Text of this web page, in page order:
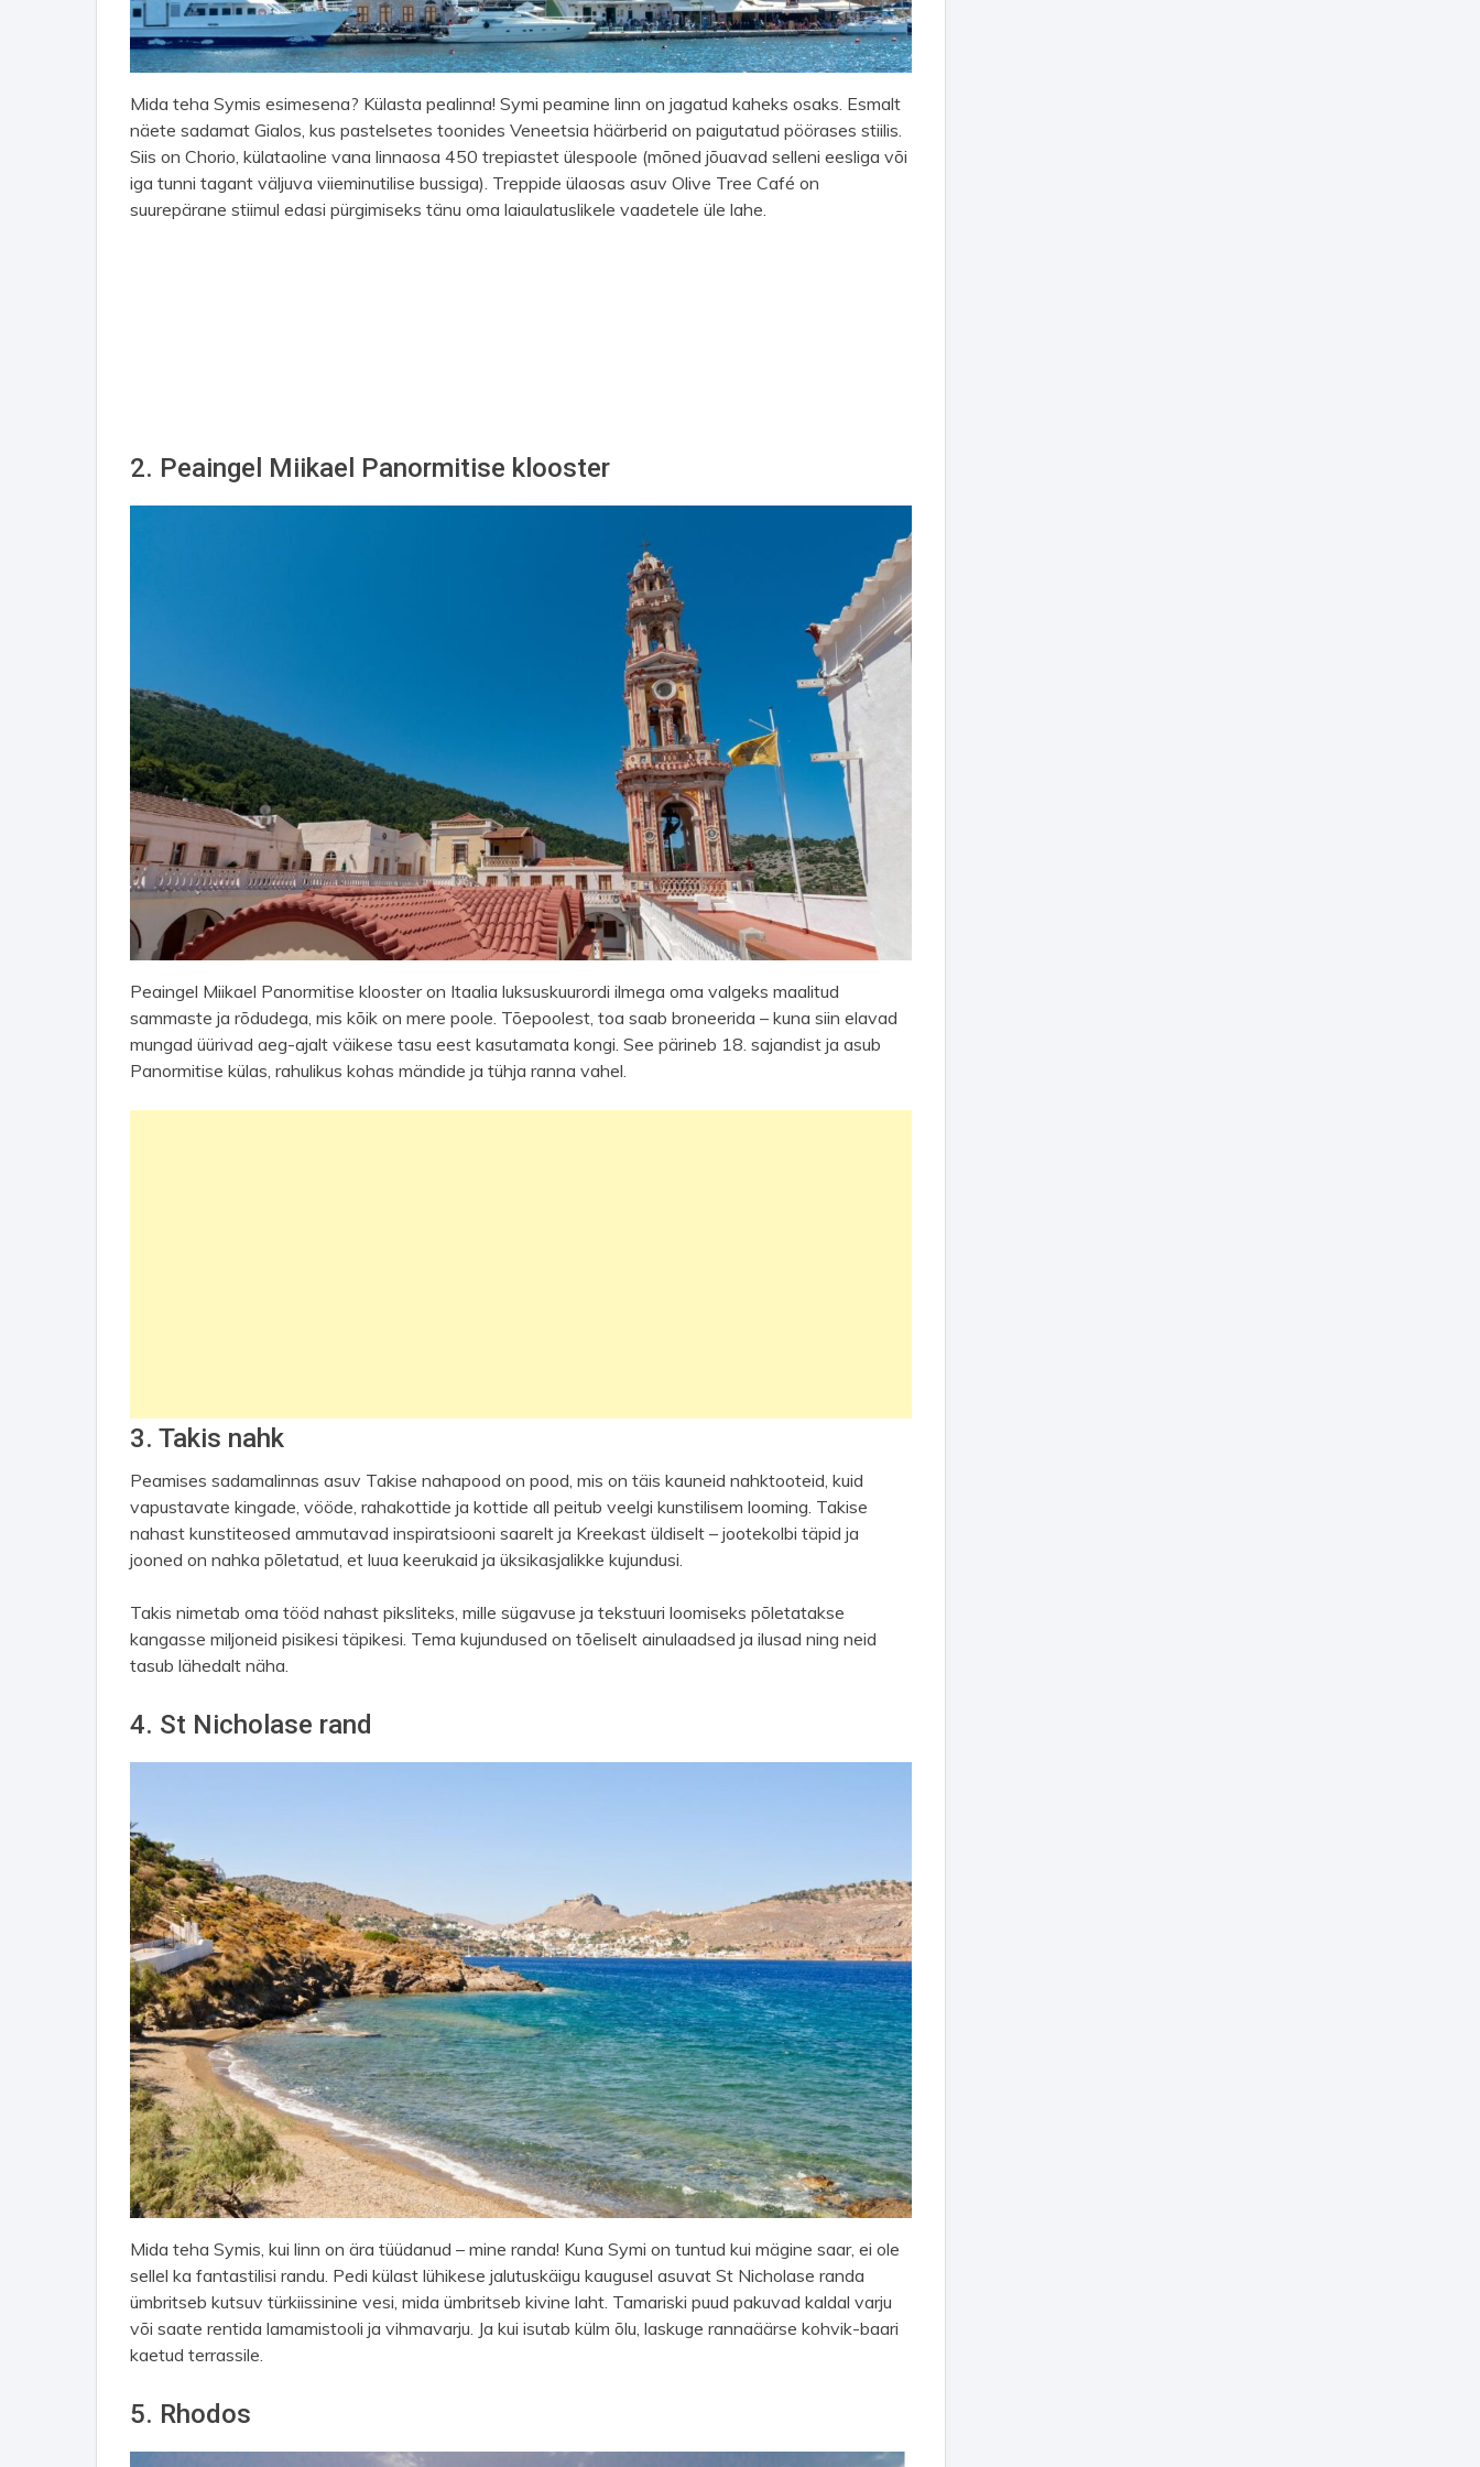
Mida teha Symis esimesena? Külasta pealinna! Symi peamine linn on jagatud kaheks osaks. Esmalt
näete sadamat Gialos, kus pastelsetes toonides Veneetsia häärberid on paigutatud pöörases stiilis.
Siis on Chorio, külataoline vana linnaosa 450 trepiastet ülespoole (mõned jõuavad selleni eesliga või
iga tunni tagant väljuva viieminutilise bussiga). Treppide ülaosas asuv Olive Tree Café on
suurepärane stiimul edasi pürgimiseks tänu oma laiaulatuslikele vaadetele üle lahe.
2. Peaingel Miikael Panormitise klooster
Peaingel Miikael Panormitise klooster on Itaalia luksuskuurordi ilmega oma valgeks maalitud
sammaste ja rõdudega, mis kõik on mere poole. Tõepoolest, toa saab broneerida – kuna siin elavad
mungad üürivad aeg-ajalt väikese tasu eest kasutamata kongi. See pärineb 18. sajandist ja asub
Panormitise külas, rahulikus kohas mändide ja tühja ranna vahel.
3. Takis nahk
Peamises sadamalinnas asuv Takise nahapood on pood, mis on täis kauneid nahktooteid, kuid
vapustavate kingade, vööde, rahakottide ja kottide all peitub veelgi kunstilisem looming. Takise
nahast kunstiteosed ammutavad inspiratsiooni saarelt ja Kreekast üldiselt – jootekolbi täpid ja
jooned on nahka põletatud, et luua keerukaid ja üksikasjalikke kujundusi.
Takis nimetab oma tööd nahast piksliteks, mille sügavuse ja tekstuuri loomiseks põletatakse
kangasse miljoneid pisikesi täpikesi. Tema kujundused on tõeliselt ainulaadsed ja ilusad ning neid
tasub lähedalt näha.
4. St Nicholase rand
Mida teha Symis, kui linn on ära tüüdanud – mine randa! Kuna Symi on tuntud kui mägine saar, ei ole
sellel ka fantastilisi randu. Pedi külast lühikese jalutuskäigu kaugusel asuvat St Nicholase randa
ümbritseb kutsuv türkiissinine vesi, mida ümbritseb kivine laht. Tamariski puud pakuvad kaldal varju
või saate rentida lamamistooli ja vihmavarju. Ja kui isutab külm õlu, laskuge rannaäärse kohvik-baari
kaetud terrassile.
5. Rhodos